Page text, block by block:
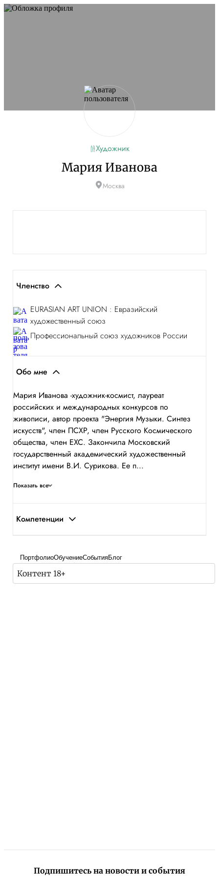
Художник
Мария Иванова
Москва
Членство
EURASIAN ART UNION : Евразийский
художественный союз
Профессиональный союз художников России
Обо мне
Мария Иванова -художник-космист, лауреат
российских и международных конкурсов по
живописи, автор проекта "Энергия Музыки. Синтез
искусств", член ПСХР, член Русского Космического
общества, член ЕХС. Закончила Московский
государственный академический художественный
институт имени В.И. Сурикова. Ее п...
Показать все
Компетенции
ПортфолиоОбучениеСобытияБлог
Контент 18+
Подпишитесь на новости и события